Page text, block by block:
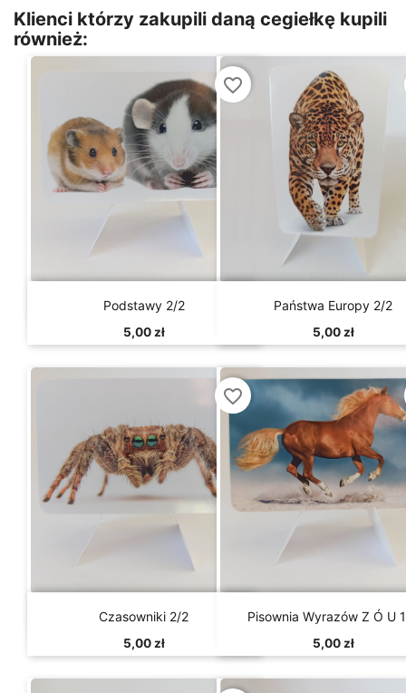
Klienci którzy zakupili daną cegiełkę kupili
również:
Szybki podgląd
Podstawy 2/2
5,00 zł
favorite_border
Szybki podgląd
Państwa Europy 2/2
5,00 zł
Szybki podgląd
Czasowniki 2/2
5,00 zł
favorite_border
Szybki podgląd
Pisownia Wyrazów Z Ó U
5,00 zł